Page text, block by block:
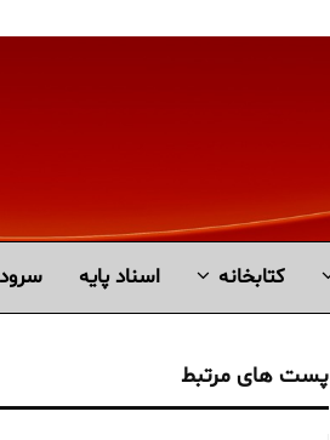
کتابخانە اسناد پایه سرود
پست های مرتبط